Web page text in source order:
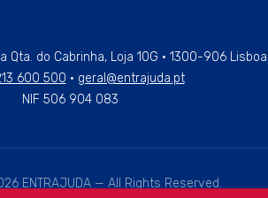
página
de
Facebook
página
de
Linkedin
página
de
Youtube
Qta. do Cabrinha, Loja 10G · 1300-906 Lisboa
600 500 · geral@entrajuda.pt
NIF 506 904 083
ENTRAJUDA — All Rights Reserved.